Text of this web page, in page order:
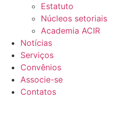
Estatuto
Núcleos setoriais
Academia ACIR
Notícias
Serviços
Convênios
Associe-se
Contatos